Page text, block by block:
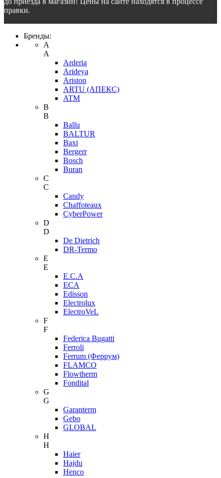
правки.
Бренды:
A
A
Arderia
Arideya
Ariston
ARTU (АПЕКС)
ATM
B
B
Ballu
BALTUR
Baxi
Bergerr
Bosch
Buran
C
C
Candy
Chaffoteaux
CyberPower
D
D
De Dietrich
DR-Termo
E
E
E.C.A
ECA
Edisson
Electrolux
ElectroVeL
F
F
Federica Bugatti
Ferroli
Ferrum (Феррум)
FLAMCO
Flowtherm
Fondital
G
G
Garanterm
Gebo
GLOBAL
H
H
Haier
Hajdu
Henco